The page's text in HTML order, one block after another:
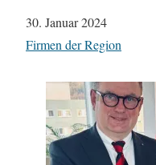
Datum
30. Januar 2024
In Bezug auf
Firmen der Region